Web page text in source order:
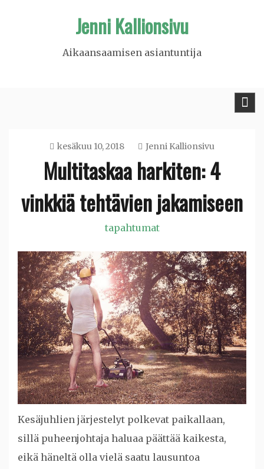
Jenni Kallionsivu
Aikaansaamisen asiantuntija
kesäkuu 10, 2018 Jenni Kallionsivu
Multitaskaa harkiten: 4
vinkkiä tehtävien jakamiseen
tapahtumat
Kesäjuhlien järjestelyt polkevat paikallaan,
sillä puheenjohtaja haluaa päättää kaikesta,
eikä häneltä olla vielä saatu lausuntoa